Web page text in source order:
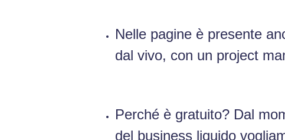
Nelle pagine è presente
dal vivo, con un project
Perché è gratuito? Dal
del business liquido